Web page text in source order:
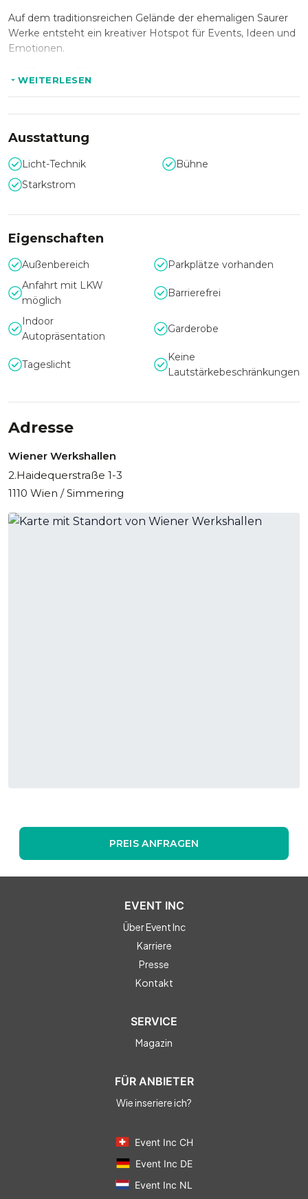
Auf dem traditionsreichen Gelände der ehemaligen Saurer
Werke entsteht ein kreativer Hotspot für Events, Ideen und
Emotionen.
modernem Design bieten die WIENER WERKSHALLEN
Ob klein oder groß, klassisch oder unkonventionell –
barrierefrei, befahrbar und gestalterisch offen lässt sich hier
jeder Event individuell inszenieren. Unterstützt von
erfahrenen Partnern aus Technik, Design und Catering wird
jede Veranstaltung zum Erlebnis.
WEITERLESEN
Ausstattung
Licht-Technik
Bühne
Starkstrom
Eigenschaften
Außenbereich
Parkplätze vorhanden
Anfahrt mit LKW
möglich
Barrierefrei
Indoor
Autopräsentation
Garderobe
Tageslicht
Keine
Lautstärkebeschränkungen
Adresse
Wiener Werkshallen
2.Haidequerstraße 1-3
1110 Wien / Simmering
PREIS ANFRAGEN
EVENT INC
Über Event Inc
Karriere
Presse
Kontakt
SERVICE
Magazin
FÜR ANBIETER
Wie inseriere ich?
Event Inc CH
Event Inc DE
Event Inc NL